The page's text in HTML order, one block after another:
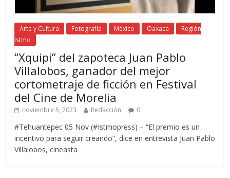
Arte y Cultura Fotografía México Oaxaca
Región
Istmo
“Xquipi” del zapoteca Juan Pablo
Villalobos, ganador del mejor
cortometraje de ficción en Festival
del Cine de Morelia
noviembre 5, 2023 Redacción 0
#Tehuantepec 05 Nov (#Istmopress) – “El premio es un
incentivo para seguir creando”, dice en entrevista Juan Pablo
Villalobos, cineasta